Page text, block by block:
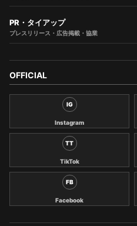
PR・タイアップ
プレスリリース・広告掲載・協業
OFFICIAL
IG
Instagram
TT
TikTok
FB
Facebook